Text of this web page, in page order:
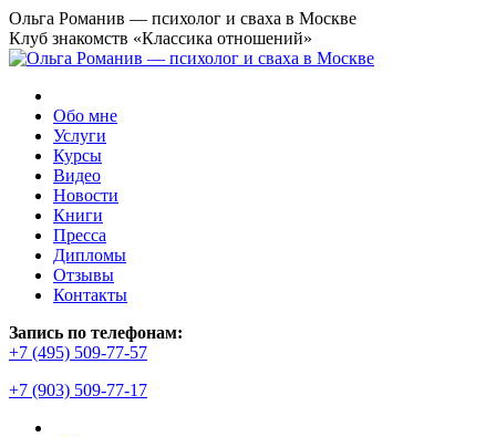
Перейти
к
содержанию
Ольга Романив — психолог и сваха в Москве
Клуб знакомств «Классика отношений»
Обо мне
Услуги
Курсы
Видео
Новости
Книги
Пресса
Дипломы
Отзывы
Контакты
Запись по телефонам:
+7 (495) 509-77-57
+7 (903) 509-77-17